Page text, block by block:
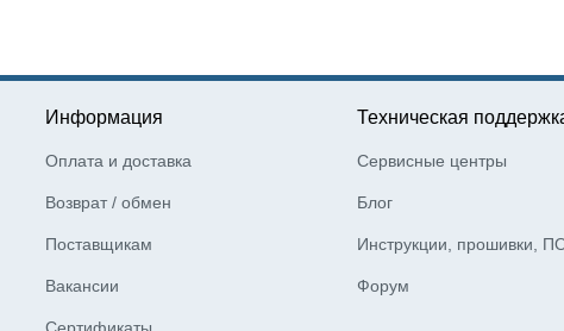
Информация
Оплата и доставка
Возврат / обмен
Поставщикам
Вакансии
Техническая
Сервисные центры
Блог
Инструкции, прошивки,
Форум